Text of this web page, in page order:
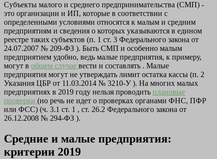
Субъекты малого и среднего предпринимательства (СМП) -
это организации и ИП, которые в соответствии с
определенными условиями относятся к малым и средним
предприятиям и сведения о которых указываются в едином
реестре таких субъектов (п. 1 ст. 3 Федерального закона от
24.07.2007 № 209-ФЗ ). Быть СМП и особенно малым
предприятием удобно, ведь малые предприятия, к примеру,
могут в общем случае вести и составлять . Малые
предприятия могут не утверждать лимит остатка кассы (п. 2
Указания ЦБР от 11.03.2014 № 3210-У ). На многих малых
предприятиях в 2019 году нельзя проводить плановые
проверки (но речь не идет о проверках органами ФНС, ПФР
или ФСС) (ч. 3.1 ст. 1 , ст. 26.2 Федерального закона от
26.12.2008 № 294-ФЗ ).
Средние и малые предприятия:
критерии 2019